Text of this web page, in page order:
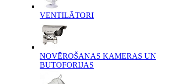
VENTILĀTORI
NOVĒROŠANAS KAMERAS UN
BUTOFORIJAS